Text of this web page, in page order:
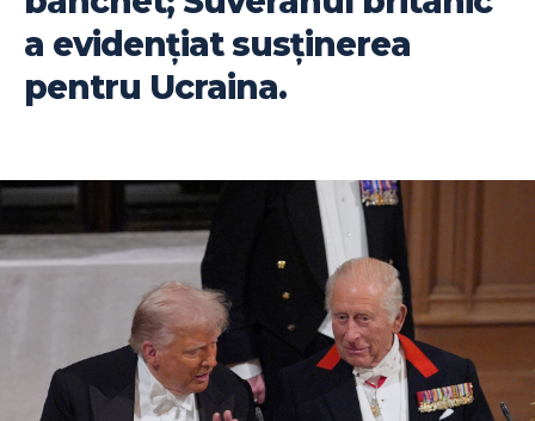
a evidențiat susținerea
pentru Ucraina.